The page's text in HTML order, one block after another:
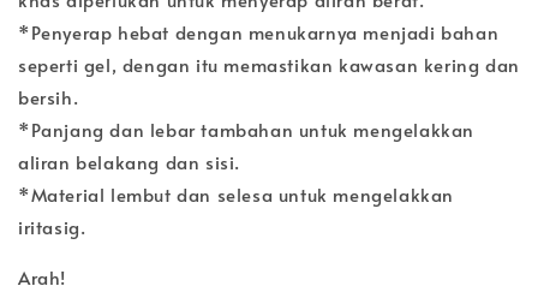
*Penyerap hebat dengan menukarnya menjadi bahan
seperti gel, dengan itu memastikan kawasan kering dan
bersih.
*Panjang dan lebar tambahan untuk mengelakkan
aliran belakang dan sisi.
*Material lembut dan selesa untuk mengelakkan
iritasig.
Arah!